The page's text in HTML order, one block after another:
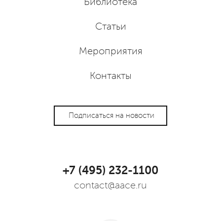
Статьи
Мероприятия
Контакты
Подписаться на новости
+7 (495) 232-1100
contact@aace.ru